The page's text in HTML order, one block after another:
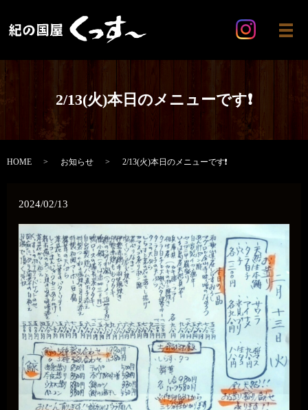
メ
2/13(火)本日のメニューです❗
HOME お知らせ 2/13(火)本日のメニューです❗
2024/02/13